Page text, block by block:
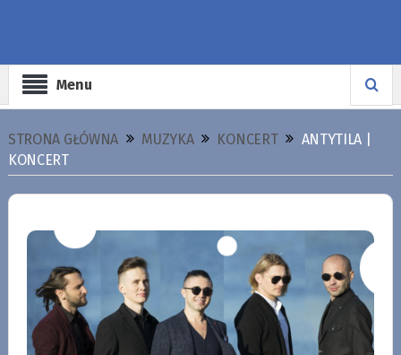
Menu
STRONA GŁÓWNA MUZYKA KONCERT
ANTYTILA |
KONCERT